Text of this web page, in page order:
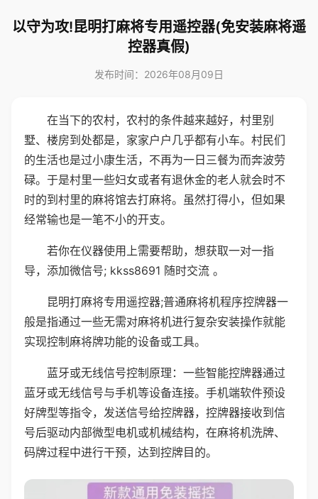
以守为攻!昆明打麻将专用遥控器(免安装麻将遥
控器真假)
发布时间：2026年08月09日
在当下的农村，农村的条件越来越好，村里别
墅、楼房到处都是，家家户户几乎都有小车。村民们
的生活也是过小康生活，不再为一日三餐为而奔波劳
碌。于是村里一些妇女或者有退休金的老人就会时不
时的到村里的麻将馆去打麻将。虽然打得小，但如果
经常输也是一笔不小的开支。
若你在仪器使用上需要帮助，想获取一对一指
导，添加微信号; kkss8691 随时交流 。
昆明打麻将专用遥控器;普通麻将机程序控牌器一
般是指通过一些无需对麻将机进行复杂安装操作就能
实现控制麻将牌功能的设备或工具。
蓝牙或无线信号控制原理：一些智能控牌器通过
蓝牙或无线信号与手机等设备连接。手机端软件预设
好牌型等指令，发送信号给控牌器，控牌器接收到信
号后驱动内部微型电机或机械结构，在麻将机洗牌、
码牌过程中进行干预，达到控牌目的。